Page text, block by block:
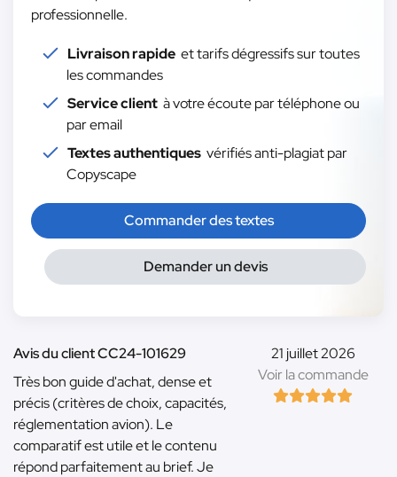
professionnelle.
Livraison rapide et tarifs dégressifs sur toutes
les commandes
Service client à votre écoute par téléphone ou
par email
Textes authentiques vérifiés anti-plagiat par
Copyscape
Commander des textes
Demander un devis
21 juillet 2026
Voir la commande
Avis du client CC24-101629
Très bon guide d'achat, dense et
précis (critères de choix, capacités,
réglementation avion). Le
comparatif est utile et le contenu
répond parfaitement au brief. Je